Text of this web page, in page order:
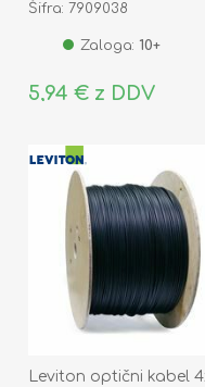
Šifra: 7909038
Zaloga: 10+
5,94 € z DDV
Leviton optični kabel